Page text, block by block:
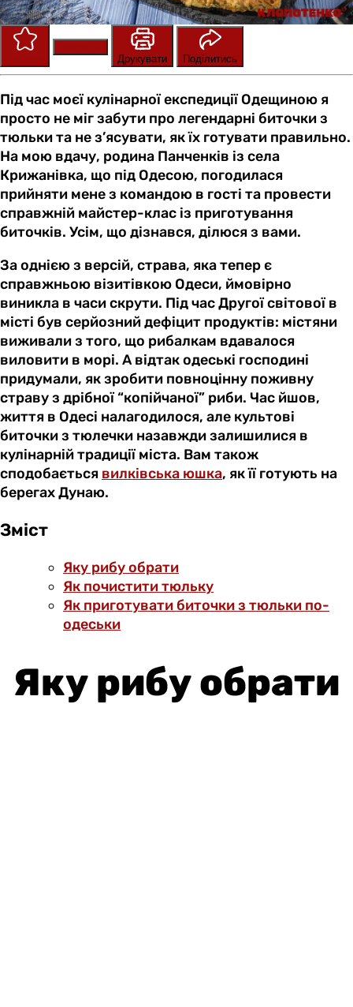
Друкувати
Поділитись
Під час моєї кулінарної експедиції Одещиною я
просто не міг забути про легендарні биточки з
тюльки та не з’ясувати, як їх готувати правильно.
На мою вдачу, родина Панченків із села
Крижанівка, що під Одесою, погодилася
прийняти мене з командою в гості та провести
справжній майстер-клас із приготування
биточків. Усім, що дізнався, ділюся з вами.
За однією з версій, страва, яка тепер є
справжньою візитівкою Одеси, ймовірно
виникла в часи скрути. Під час Другої світової в
місті був серйозний дефіцит продуктів: містяни
виживали з того, що рибалкам вдавалося
виловити в морі. А відтак одеські господині
придумали, як зробити повноцінну поживну
страву з дрібної “копійчаної” риби. Час йшов,
життя в Одесі налагодилося, але культові
биточки з тюлечки назавжди залишилися в
кулінарній традиції міста. Вам також
сподобається вилківська юшка, як її готують на
берегах Дунаю.
Зміст
Яку рибу обрати
Як почистити тюльку
Як приготувати биточки з тюльки по-
одеськи
Яку рибу обрати